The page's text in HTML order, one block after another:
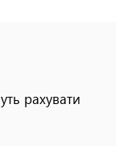
рахувати